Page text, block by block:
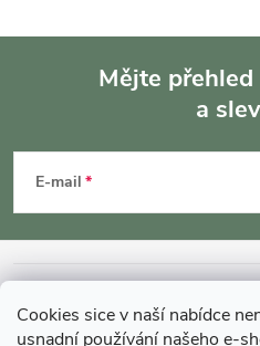
Cookies sice v naší nabídce
usnadní používání našeho e-
p
a
Mějte
a
E-mail